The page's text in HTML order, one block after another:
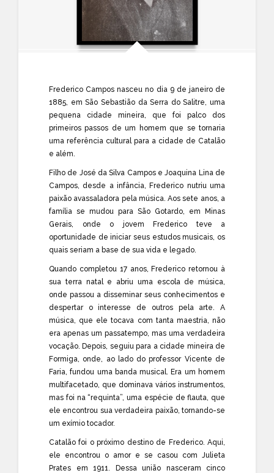
Frederico Campos nasceu no dia 9 de janeiro de
1885, em São Sebastião da Serra do Salitre, uma
pequena cidade mineira, que foi palco dos
primeiros passos de um homem que se tornaria
uma referência cultural para a cidade de Catalão
e além.
Filho de José da Silva Campos e Joaquina Lina de
Campos, desde a infância, Frederico nutriu uma
paixão avassaladora pela música. Aos sete anos, a
família se mudou para São Gotardo, em Minas
Gerais, onde o jovem Frederico teve a
oportunidade de iniciar seus estudos musicais, os
quais seriam a base de sua vida e legado.
Quando completou 17 anos, Frederico retornou à
sua terra natal e abriu uma escola de música,
onde passou a disseminar seus conhecimentos e
despertar o interesse de outros pela arte. A
música, que ele tocava com tanta maestria, não
era apenas um passatempo, mas uma verdadeira
vocação. Depois, seguiu para a cidade mineira de
Formiga, onde, ao lado do professor Vicente de
Faria, fundou uma banda musical. Era um homem
multifacetado, que dominava vários instrumentos,
mas foi na “requinta”, uma espécie de flauta, que
ele encontrou sua verdadeira paixão, tornando-se
um exímio tocador.
Catalão foi o próximo destino de Frederico. Aqui,
ele encontrou o amor e se casou com Julieta
Prates em 1911. Dessa união nasceram cinco